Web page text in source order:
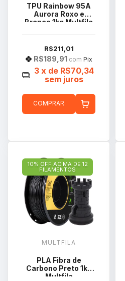
TPU Rainbow 95A
Aurora Roxo e
Branco 1kg Multfila
R$211,01
R$189,91 com Pix
3 x de R$70,34
sem juros
COMPRAR
10% OFF ACIMA DE 12
FILAMENTOS
MULTFILA
PLA Fibra de
Carbono Preto 1kg
Multfila